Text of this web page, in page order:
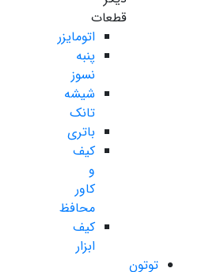
قطعات
اتومایزر
پنبه
نسوز
شیشه
تانک
باتری
کیف
و
کاور
محافظ
کیف
ابزار
توتون